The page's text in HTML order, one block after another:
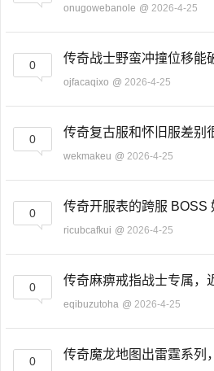
onugowebanole @ 2026-4-25
0 传奇战士野蛮冲撞位移能
ojfacaqixo @ 2026-4-25
0 传奇复古服和怀旧服差别
wekmakeu @ 2026-4-25
0 传奇开服表的跨服
ricubcafkui @ 2026-4-25
0 传奇麻痹戒指战士专属，
eqibuzutoha @ 2026-4-25
0 传奇魔龙地图出雷霆系列